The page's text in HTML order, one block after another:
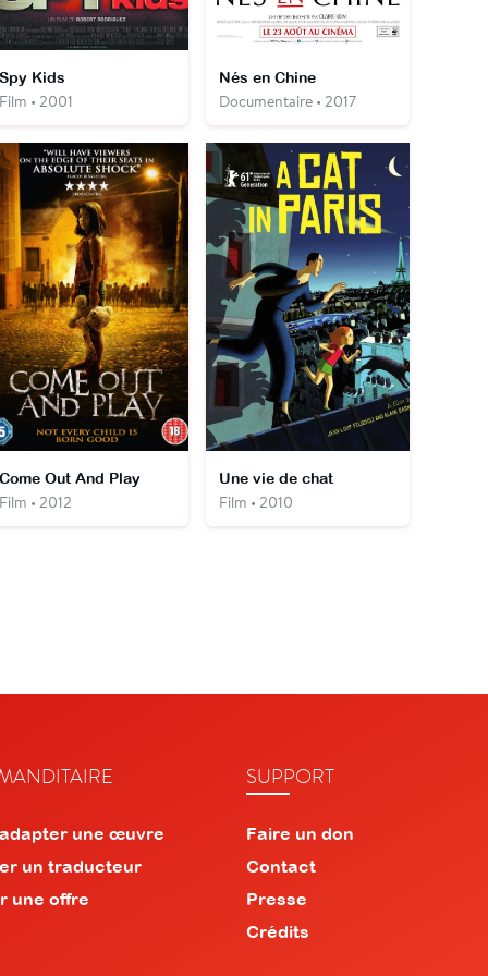
Kids
• 2001
Nés en Chine
Documentaire • 2017
Out And Play
• 2012
Une vie de chat
Film • 2010
une œuvre
un traducteur
une offre
SUPPORT
Faire un don
Contact
Presse
Crédits